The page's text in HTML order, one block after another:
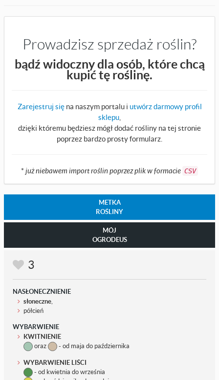
Prowadzisz sprzedaż roślin?
bądź widoczny dla osób, które chcą
kupić tę roślinę.
Zarejestruj sięna naszym portalu i utwórz darmowy profil
sklepu
dzięki któremu będziesz mógł dodać rośliny na tej stronie
poprzez bardzo prosty formularz.
* już niebawem import roślin poprzez plik w formacie CSV
METKA
ROŚLINY
MÓJ
OGRODEUS
3
NASŁONECZNIENIE
słoneczne,
półcień
WYBARWIENIE
KWITNIENIE
oraz
- od maja do października
WYBARWIENIE LIŚCI
- od kwietnia do września